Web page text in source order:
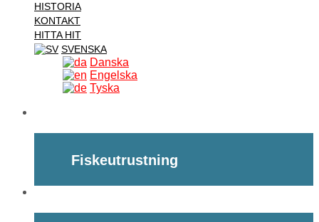
HISTORIA
KONTAKT
HITTA HIT
SVENSKA
Danska
Engelska
Tyska
Fiskeutrustning